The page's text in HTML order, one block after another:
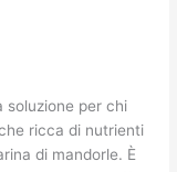
soluzione per chi
ricca di nutrienti
di mandorle. È